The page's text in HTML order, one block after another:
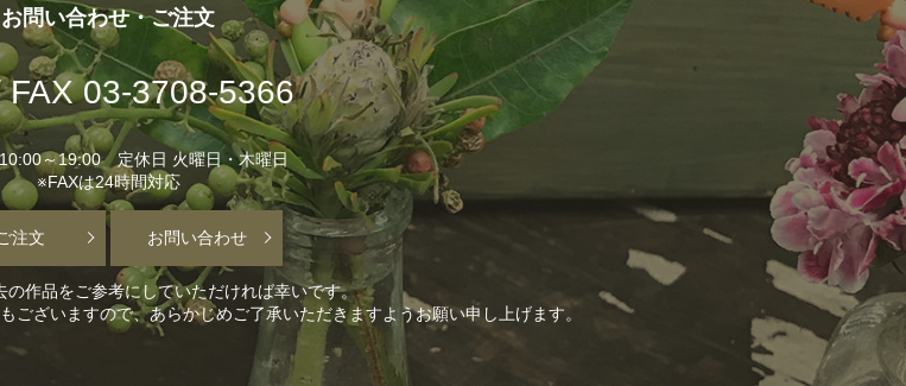
お問い合わせ・ご注文
FAX 03-3708-5366
～19:00 定休日 火曜日・木曜日
※FAXは24時間対応
注文 お問い合わせ
の作品をご参考にしていただければ幸いです。
ございますので、あらかじめご了承いただきますようお願い申し上げます。